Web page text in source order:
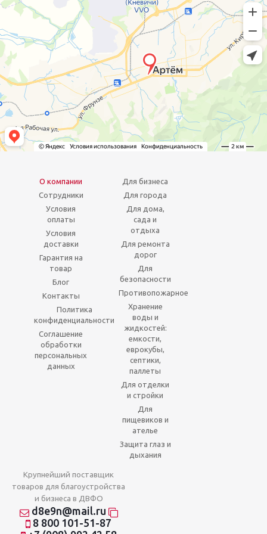
О компании
Сотрудники
Условия
оплаты
Условия
доставки
Гарантия на
товар
Блог
Контакты
Политика
конфиденциальности
Соглашение
обработки
персональных
данных
Для бизнеса
Для города
Для дома,
сада и
отдыха
Для ремонта
дорог
Для
безопасности
Противопожарное
Хранение
воды и
жидкостей:
емкости,
еврокубы,
септики,
паллеты
Для отделки
и стройки
Для
пищевиков и
ателье
Защита глаз и
дыхания
Крупнейший поставщик
товаров для благоустройства
и бизнеса в ДВФО
d8e9n@mail.ru
8 800 101-51-87